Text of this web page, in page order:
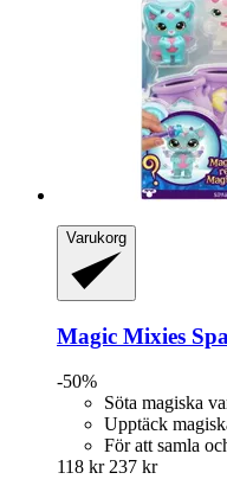
Varukorg
Magic Mixies
-50%
Söta magiska
Upptäck
För att samla
118 kr 237 kr